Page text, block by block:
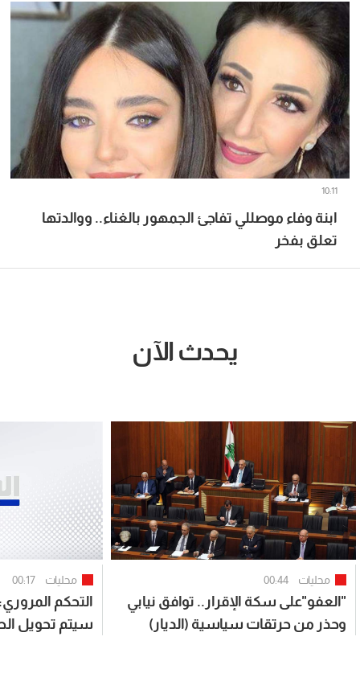
ابنة وفاء موصللي تفاجئ الجمهور بالغناء.. ووالدتها
تعلق بفخر
10:11
يحدث الآن
محليات 00:44
"العفو"على سكة الإقرار.. توافق نيابي
وحذر من حرتقات سياسية (الديار)
محليات 00:17
التحكم
سيتم تحويل